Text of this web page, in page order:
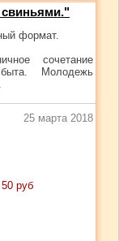
формат.
сочетание
Молодежь
25 марта 2018
50 руб